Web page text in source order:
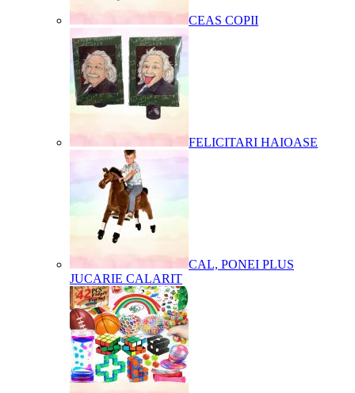
CEAS COPII
FELICITARI HAIOASE
CAL, PONEI PLUS
JUCARIE CALARIT